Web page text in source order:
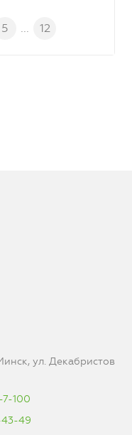
5 ... 12
ул. Декабристов
7-100
43-49